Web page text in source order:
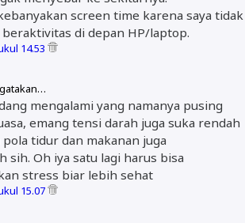
screen time karena saya tidak
beraktivitas di depan HP/laptop.
14.53
mengalami yang namanya pusing
emang tensi darah juga suka rendah
pola tidur dan makanan juga
sih. Oh iya satu lagi harus bisa
stress biar lebih sehat
15.07